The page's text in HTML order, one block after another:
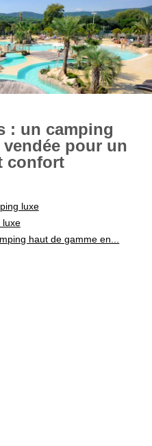
: un camping
pour un
confort
luxe
luxe
haut de gamme en...